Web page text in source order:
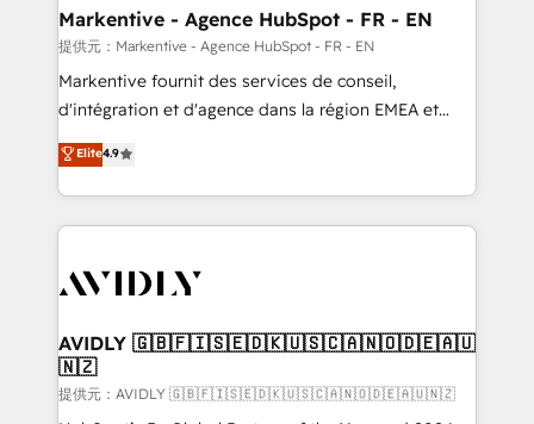
せください。
🎯Demand Gen & ABM: Drive pipeline with inbound,
ABM, AEO, SEO, & paid media. 👩‍💻Web Design:
Build high-performing websites with UX, messaging,
& conversion strategy that drive results. 🤖AI
AI, & maximize AEO with tailored AI services. 🧩
Integrations: Extend HubSpot with custom
Markentive - Agence HubSpot - FR - EN
提供元：Markentive - Agence HubSpot - FR - EN
Markentive fournit des services de conseil,
d'intégration et d'agence dans la région EMEA et
North America. Avec plus de 115 experts en
marketing automation, Growth, Revops, CRM et
webdesign. Markentive is both a consulting firm, a
digital agency and an integrator. With over 115
CRM and webdesign (We focus on EMEA - USA
Elite4.9
AVIDLY 🇬🇧🇫🇮🇸🇪🇩🇰🇺🇸🇨🇦🇳🇴🇩🇪🇦🇺
🇳🇿
提供元：AVIDLY 🇬🇧🇫🇮🇸🇪🇩🇰🇺🇸🇨🇦🇳🇴🇩🇪🇦🇺🇳🇿